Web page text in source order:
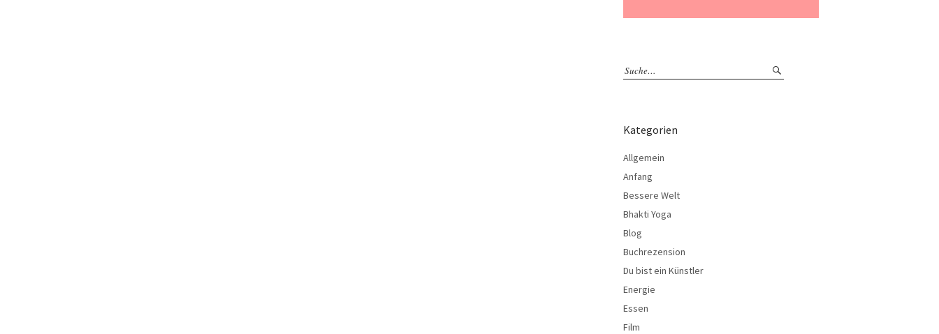
Kategorien
Allgemein
Anfang
Bessere Welt
Bhakti Yoga
Blog
Buchrezension
Du bist ein Künstler
Energie
Essen
Film